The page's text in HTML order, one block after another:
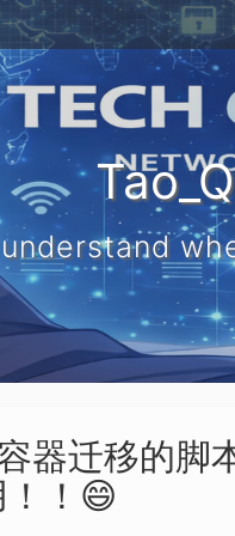
器迁移的脚
！😄